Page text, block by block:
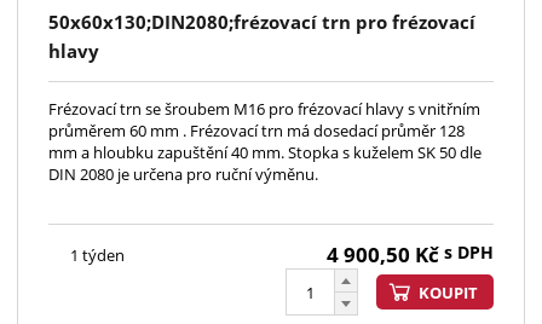
50x60x130;DIN2080;frézovací trn pro frézovací
hlavy
Frézovací trn se šroubem M16 pro frézovací hlavy s vnitřním
průměrem 60 mm . Frézovací trn má dosedací průměr 128
mm a hloubku zapuštění 40 mm. Stopka s kuželem SK 50 dle
DIN 2080 je určena pro ruční výměnu.
1 týden 4 900,50 Kč s DPH
KOUPIT